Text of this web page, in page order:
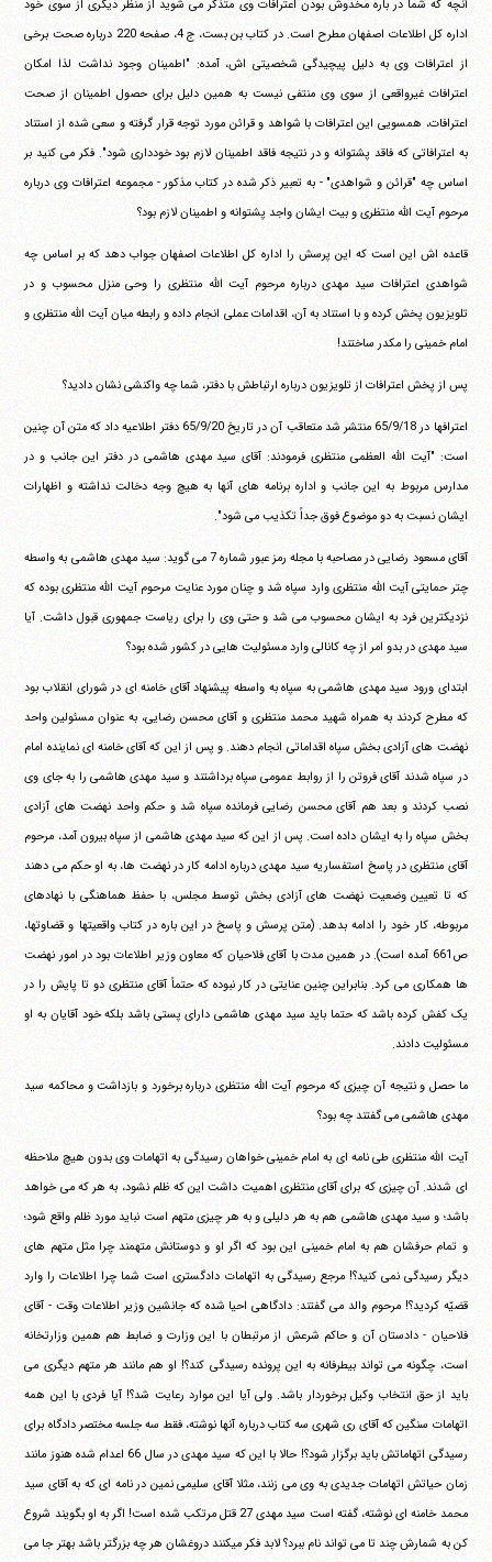
آنچه که شما در باره مخدوش بودن اعترافات وی متذکر می شوید از منظر دیگری از سوی خود
اداره کل اطلاعات اصفهان مطرح است. در کتاب بن بست، ج 4، صفحه 220 درباره صحت برخی
از اعترافات وی به دلیل پیچیدگی شخصیتی اش، آمده: "اطمینان وجود نداشت لذا امکان
اعترافات غیرواقعی از سوی وی منتفی نیست به همین دلیل برای حصول اطمینان از صحت
اعترافات، همسویی این اعترافات با شواهد و قرائن مورد توجه قرار گرفته و سعی شده از استناد
به اعترافاتی که فاقد پشتوانه و در نتیجه فاقد اطمینان لازم بود خودداری شود". فکر می کنید بر
اساس چه "قرائن و شواهدی" - به تعبیر ذکر شده در کتاب مذکور - مجموعه اعترافات وی درباره
مرحوم آیت الله منتظری و بیت ایشان واجد پشتوانه و اطمینان لازم بود؟
قاعده اش این است که این پرسش را اداره کل اطلاعات اصفهان جواب دهد که بر اساس چه
شواهدی اعترافات سید مهدی درباره مرحوم آیت الله منتظری را وحی منزل محسوب و در
تلویزیون پخش کرده و با استناد به آن، اقدامات عملی انجام داده و رابطه میان آیت الله منتظری و
امام خمینی را مکدر ساختند!
پس از پخش اعترافات از تلویزیون درباره ارتباطش با دفتر، شما چه واکنشی نشان دادید؟
اعترافها در 65/9/18 منتشر شد متعاقب آن در تاریخ 65/9/20 دفتر اطلاعیه داد که متن آن چنین
است: "آیت الله العظمی منتظری فرمودند: آقای سید مهدی هاشمی در دفتر این جانب و در
مدارس مربوط به این جانب و اداره برنامه های آنها به هیچ وجه دخالت نداشته و اظهارات
ایشان نسبت به دو موضوع فوق جداً تکذیب می شود".
آقای مسعود رضایی در مصاحبه با مجله رمز عبور شماره 7 می گوید: سید مهدی هاشمی به واسطه
چتر حمایتی آیت الله منتظری وارد سپاه شد و چنان مورد عنایت مرحوم آیت الله منتظری بوده که
نزدیکترین فرد به ایشان محسوب می شد و حتی وی را برای ریاست جمهوری قبول داشت. آیا
سید مهدی در بدو امر از چه کانالی وارد مسئولیت هایی در کشور شده بود؟
ابتدای ورود سید مهدی هاشمی به سپاه به واسطه پیشنهاد آقای خامنه ای در شورای انقلاب بود
که مطرح کردند به همراه شهید محمد منتظری و آقای محسن رضایی، به عنوان مسئولین واحد
نهضت های آزادی بخش سپاه اقداماتی انجام دهند. و پس از این که آقای خامنه ای نماینده امام
در سپاه شدند آقای فروتن را از روابط عمومی سپاه برداشتند و سید مهدی هاشمی را به جای وی
نصب کردند و بعد هم آقای محسن رضایی فرمانده سپاه شد و حکم واحد نهضت های آزادی
بخش سپاه را به ایشان داده است. پس از این که سید مهدی هاشمی از سپاه بیرون آمد، مرحوم
آقای منتظری در پاسخ استفساریه سید مهدی درباره ادامه کار در نهضت ها، به او حکم می دهند
که تا تعیین وضعیت نهضت های آزادی بخش توسط مجلس، با حفظ هماهنگی با نهادهای
مربوطه، کار خود را ادامه بدهد. (متن پرسش و پاسخ در این باره در کتاب واقعیتها و قضاوتها،
ص661 آمده است). در همین مدت با آقای فلاحیان که معاون وزیر اطلاعات بود در امور نهضت
ها همکاری می کرد. بنابراین چنین عنایتی در کار نبوده که حتماً آقای منتظری دو تا پایش را در
یک کفش کرده باشد که حتما باید سید مهدی هاشمی دارای پستی باشد بلکه خود آقایان به او
مسئولیت دادند.
ما حصل و نتیجه آن چیزی که مرحوم آیت الله منتظری درباره برخورد و بازداشت و محاکمه سید
مهدی هاشمی می گفتند چه بود؟
آیت الله منتظری طی نامه ای به امام خمینی خواهان رسیدگی به اتهامات وی بدون هیچ ملاحظه
ای شدند. آن چیزی که برای آقای منتظری اهمیت داشت این که ظلم نشود، به هر که می خواهد
باشد؛ و سید مهدی هاشمی هم به هر دلیلی و به هر چیزی متهم است نباید مورد ظلم واقع شود؛
و تمام حرفشان هم به امام خمینی این بود که اگر او و دوستانش متهمند چرا مثل متهم های
دیگر رسیدگی نمی کنید؟! مرجع رسیدگی به اتهامات دادگستری است شما چرا اطلاعات را وارد
قضیّه کردید؟! مرحوم والد می گفتند: دادگاهی احیا شده که جانشین وزیر اطلاعات وقت - آقای
فلاحیان - دادستان آن و حاکم شرعش از مرتبطان با این وزارت و ضابط هم همین وزارتخانه
است، چگونه می تواند بیطرفانه به این پرونده رسیدگی کند؟! او هم مانند هر متهم دیگری می
باید از حق انتخاب وکیل برخوردار باشد. ولی آیا این موارد رعایت شد؟! آیا فردی با این همه
اتهامات سنگین که آقای ری شهری سه کتاب درباره آنها نوشته، فقط سه جلسه مختصر دادگاه برای
رسیدگی اتهاماتش باید برگزار شود؟! حالا با این که سید مهدی در سال 66 اعدام شده هنوز مانند
زمان حیاتش اتهامات جدیدی به وی می زنند، مثلا آقای سلیمی نمین در نامه ای که به آقای سید
محمد خامنه ای نوشته، گفته است سید مهدی 27 قتل مرتکب شده است! اگر به او بگویند شروع
کن به شمارش چند تا می تواند نام ببرد؟ لابد فکر میکنند دروغشان هر چه بزرگتر باشد بهتر جا می